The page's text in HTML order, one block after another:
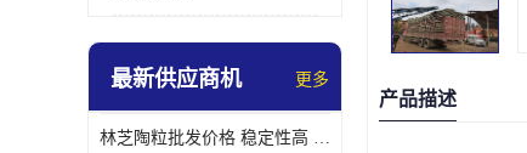
最新供应商机 更多
林芝陶粒批发价格 稳定性高 便于搬运和使用
产品描述